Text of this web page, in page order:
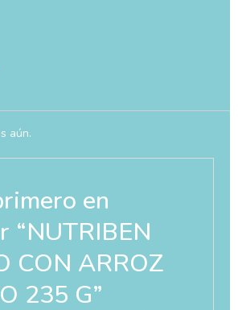
aún.
en
“NUTRIBEN
CON ARROZ
235 G”